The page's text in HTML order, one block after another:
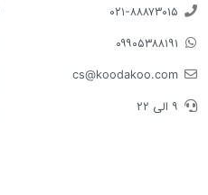
۰۲۱-۸۸۸۷۳۰۱۵
۰۹۹۰۵۳۸۸۱۹۱
cs@koodakoo.com
۹ الی ۲۲